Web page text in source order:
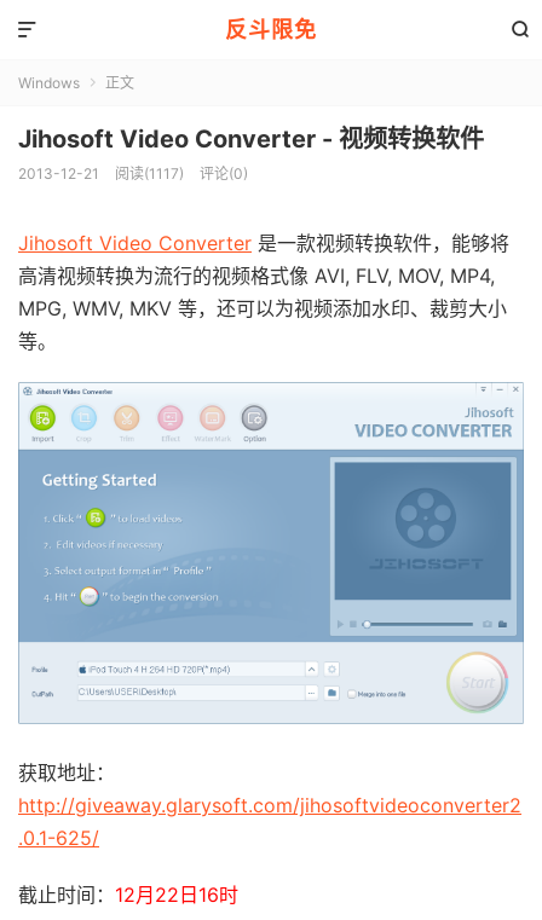
反斗限免 

Windows  正文
Jihosoft Video Converter - 视频转换软件
2013-12-21 阅读(1117) 评论(0)
Jihosoft Video Converter 是一款视频转换软件，能够将
高清视频转换为流行的视频格式像 AVI, FLV, MOV, MP4,
MPG, WMV, MKV 等，还可以为视频添加水印、裁剪大小
等。
获取地址：
http://giveaway.glarysoft.com/jihosoftvideoconverter2
.0.1-625/
截止时间： 12月22日16时